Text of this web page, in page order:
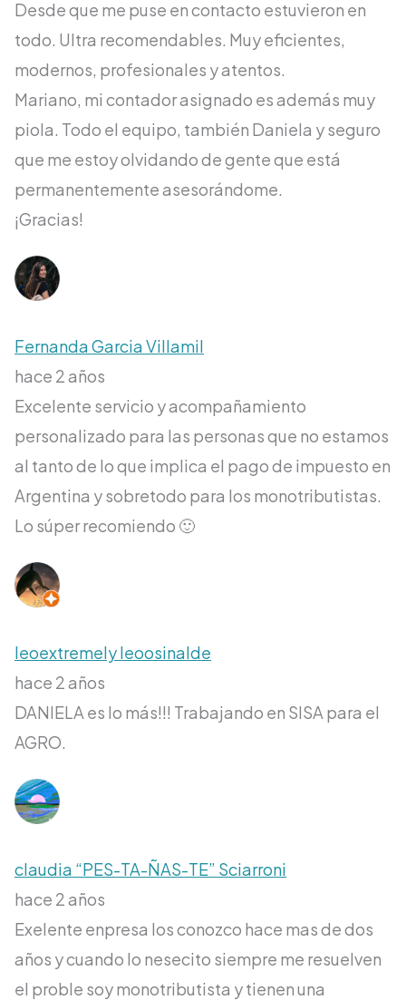
Desde que me puse en contacto estuvieron en
todo. Ultra recomendables. Muy eficientes,
modernos, profesionales y atentos.
Mariano, mi contador asignado es además muy
piola. Todo el equipo, también Daniela y seguro
que me estoy olvidando de gente que está
permanentemente asesorándome.
¡Gracias!
Fernanda Garcia Villamil
hace 2 años
Excelente servicio y acompañamiento
personalizado para las personas que no estamos
al tanto de lo que implica el pago de impuesto en
Argentina y sobretodo para los monotributistas.
Lo súper recomiendo 🙂
leoextremely leoosinalde
hace 2 años
DANIELA es lo más!!! Trabajando en SISA para el
AGRO.
claudia “PES-TA-ÑAS-TE” Sciarroni
hace 2 años
Exelente enpresa los conozco hace mas de dos
años y cuando lo nesecito siempre me resuelven
el proble soy monotributista y tienen una